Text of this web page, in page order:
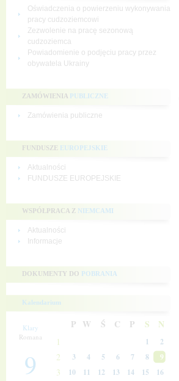
Oświadczenia o powierzeniu wykonywania
pracy cudzoziemcowi
Zezwolenie na pracę sezonową
cudzoziemca
Powiadomienie o podjęciu pracy przez
obywatela Ukrainy
ZAMÓWIENIA PUBLICZNE
Zamówienia publiczne
FUNDUSZE EUROPEJSKIE
Aktualności
FUNDUSZE EUROPEJSKIE
WSPÓŁPRACA Z NIEMCAMI
Aktualności
Informacje
DOKUMENTY DO POBRANIA
Kalendarium
Klary
Romana
9
P W Ś C P S N
1 1 2
2 3 4 5 6 7 8 9
3 10 11 12 13 14 15 16